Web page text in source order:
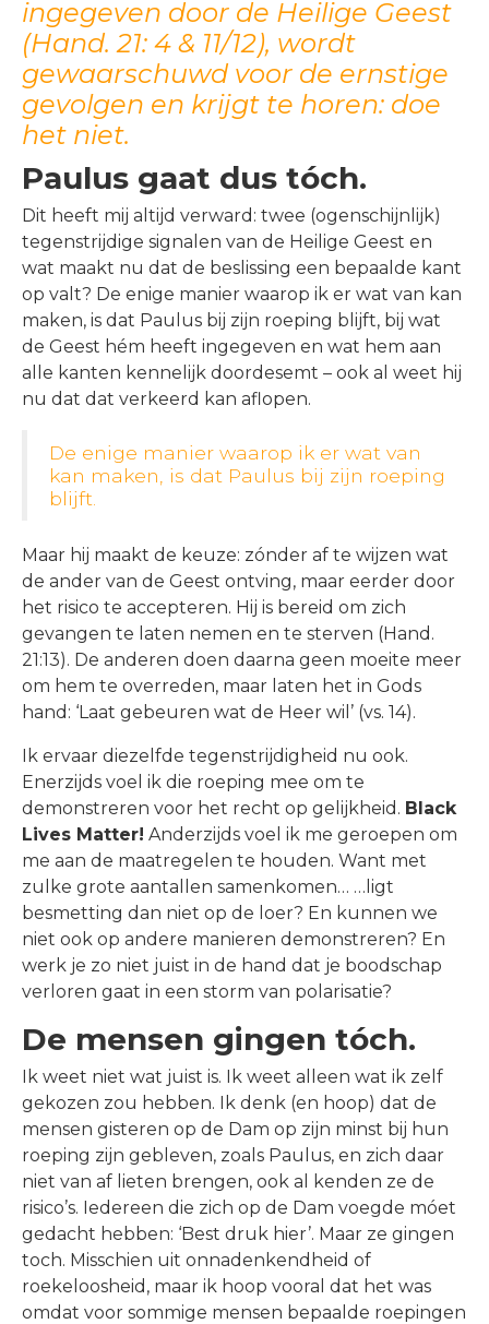
ingegeven door de Heilige Geest
(Hand. 21: 4 & 11/12), wordt
gewaarschuwd voor de ernstige
gevolgen en krijgt te horen: doe
het niet.
Paulus gaat dus tóch.
Dit heeft mij altijd verward: twee (ogenschijnlijk)
tegenstrijdige signalen van de Heilige Geest en
wat maakt nu dat de beslissing een bepaalde kant
op valt? De enige manier waarop ik er wat van kan
maken, is dat Paulus bij zijn roeping blijft, bij wat
de Geest hém heeft ingegeven en wat hem aan
alle kanten kennelijk doordesemt – ook al weet hij
nu dat dat verkeerd kan aflopen.
De enige manier waarop ik er wat van
kan maken, is dat Paulus bij zijn roeping
blijft.
Maar hij maakt de keuze: zónder af te wijzen wat
de ander van de Geest ontving, maar eerder door
het risico te accepteren. Hij is bereid om zich
gevangen te laten nemen en te sterven (Hand.
21:13). De anderen doen daarna geen moeite meer
om hem te overreden, maar laten het in Gods
hand: ‘Laat gebeuren wat de Heer wil’ (vs. 14).
Ik ervaar diezelfde tegenstrijdigheid nu ook.
Enerzijds voel ik die roeping mee om te
demonstreren voor het recht op gelijkheid. Black
Lives Matter! Anderzijds voel ik me geroepen om
me aan de maatregelen te houden. Want met
zulke grote aantallen samenkomen… …ligt
besmetting dan niet op de loer? En kunnen we
niet ook op andere manieren demonstreren? En
werk je zo niet juist in de hand dat je boodschap
verloren gaat in een storm van polarisatie?
De mensen gingen tóch.
Ik weet niet wat juist is. Ik weet alleen wat ik zelf
gekozen zou hebben. Ik denk (en hoop) dat de
mensen gisteren op de Dam op zijn minst bij hun
roeping zijn gebleven, zoals Paulus, en zich daar
niet van af lieten brengen, ook al kenden ze de
risico’s. Iedereen die zich op de Dam voegde móet
gedacht hebben: ‘Best druk hier’. Maar ze gingen
toch. Misschien uit onnadenkendheid of
roekeloosheid, maar ik hoop vooral dat het was
omdat voor sommige mensen bepaalde roepingen